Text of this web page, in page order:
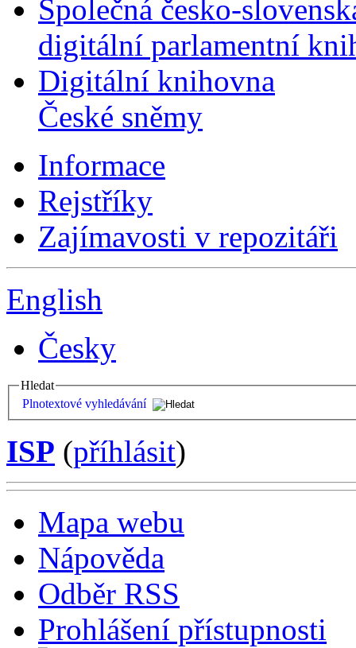
Společná česko-
digitální parlamentní
Digitální knihovna
České sněmy
Informace
Rejstříky
Zajímavosti v repozitáři
English
Česky
Hledat
Plnotextové vyhledávání
ISP (příhlásit)
Mapa webu
Nápověda
Odběr RSS
Prohlášení přístupnosti